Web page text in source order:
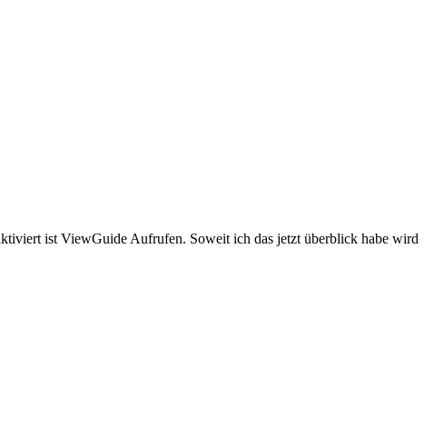
ist ViewGuide Aufrufen. Soweit ich das jetzt überblick habe wird